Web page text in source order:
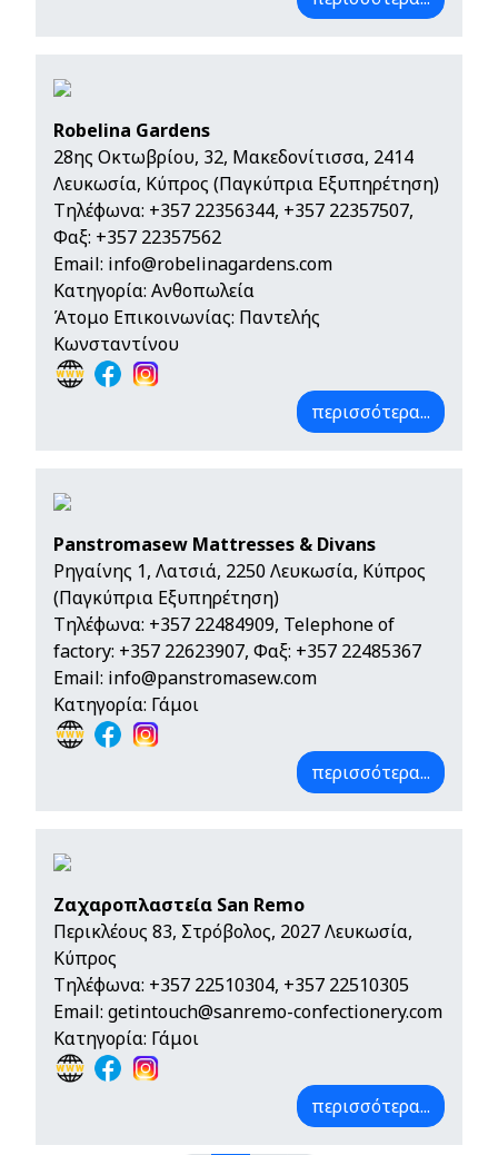
Robelina Gardens
28ης Οκτωβρίου, 32, Μακεδονίτισσα, 2414
Λευκωσία, Κύπρος (Παγκύπρια Εξυπηρέτηση)
Τηλέφωνα: +357 22356344, +357 22357507,
Φαξ: +357 22357562
Email: info@robelinagardens.com
Κατηγορία: Ανθοπωλεία
Άτομο Επικοινωνίας: Παντελής
Κωνσταντίνου
περισσότερα...
Panstromasew Mattresses & Divans
Ρηγαίνης 1, Λατσιά, 2250 Λευκωσία, Κύπρος
(Παγκύπρια Εξυπηρέτηση)
Τηλέφωνα: +357 22484909, Telephone of
factory: +357 22623907, Φαξ: +357 22485367
Email: info@panstromasew.com
Κατηγορία: Γάμοι
περισσότερα...
Ζαχαροπλαστεία San Remo
Περικλέους 83, Στρόβολος, 2027 Λευκωσία,
Κύπρος
Τηλέφωνα: +357 22510304, +357 22510305
Email: getintouch@sanremo-confectionery.com
Κατηγορία: Γάμοι
περισσότερα...